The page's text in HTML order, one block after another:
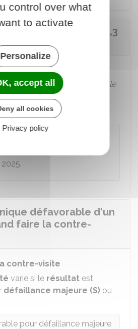
favorable d'un 2,3
de validité ?
(aucune défaillance
technique
véhicule
valable3 ans.
visite à faire.
d'un contrôle technique
défavorable d'un
faire la contre-
contre-visite
varie si le résultat est
défaillance majeure (S) ou
pour défaillance majeure
control over what
to activate
Personalize
accept all
all cookies
Privacy policy